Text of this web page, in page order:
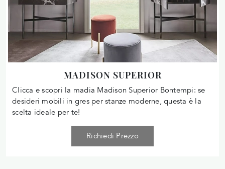
MADISON SUPERIOR
Clicca e scopri la madia Madison Superior Bontempi: se
desideri mobili in gres per stanze moderne, questa è la
scelta ideale per te!
Richiedi Prezzo